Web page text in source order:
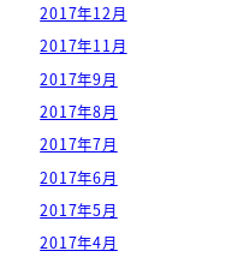
2017年12月
2017年11月
2017年9月
2017年8月
2017年7月
2017年6月
2017年5月
2017年4月